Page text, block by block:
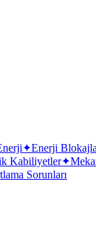
✦Enerji
Kabiliyetler✦
Sorunları